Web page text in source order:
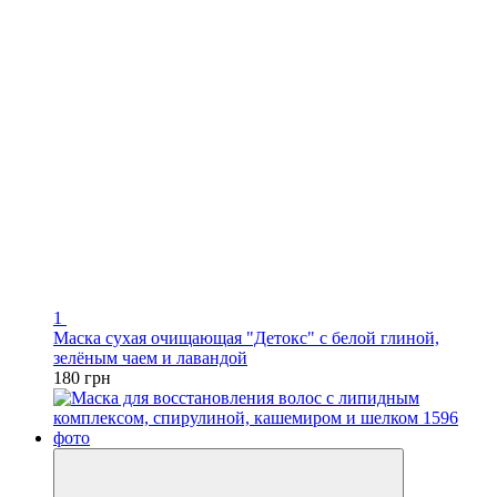
1
Маска сухая очищающая "Детокс" с белой глиной,
зелёным чаем и лавандой
180 грн